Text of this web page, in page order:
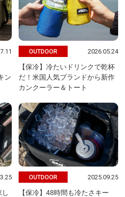
ン
OUTDOOR 2026.05.24
【保冷】冷たいドリンクで乾杯
だ！米国人気ブランドから新作
カンクーラー＆トート
し
OUTDOOR 2025.09.25
【保冷】48時間も冷たさキー